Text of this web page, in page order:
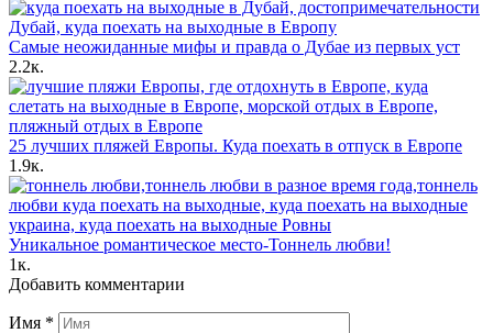
Самые неожиданные мифы и правда о Дубае из первых уст
2.2к.
25 лучших пляжей Европы. Куда поехать в отпуск в Европе
1.9к.
Уникальное романтическое место-Тоннель любви!
1к.
Добавить комментарии
Имя *